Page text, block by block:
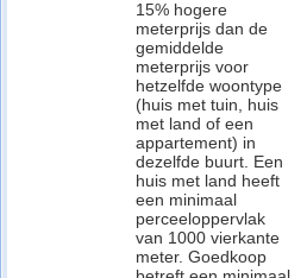
15% hogere
meterprijs dan de
gemiddelde
meterprijs voor
hetzelfde woontype
(huis met tuin, huis
met land of een
appartement) in
dezelfde buurt. Een
huis met land heeft
een minimaal
perceeloppervlak
van 1000 vierkante
meter. Goedkoop